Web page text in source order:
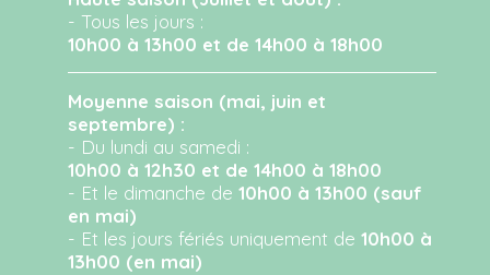
- Tous les jours :
10h00 à 13h00 et de 14h00 à 18h00
Moyenne saison (mai, juin et
septembre) :
- Du lundi au samedi :
10h00 à 12h30 et de 14h00 à 18h00
- Et le dimanche de10h00 à 13h00 (sauf
en mai)
- Et les jours fériés uniquement de10h00 à
13h00 (en mai)